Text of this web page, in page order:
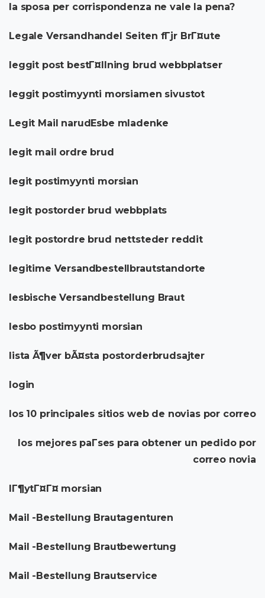
la sposa per corrispondenza ne vale la pena?
Legale Versandhandel Seiten fГјr BrГ¤ute
leggit post bestГ¤llning brud webbplatser
leggit postimyynti morsiamen sivustot
Legit Mail narudЕѕbe mladenke
legit mail ordre brud
legit postimyynti morsian
legit postorder brud webbplats
legit postordre brud nettsteder reddit
legitime Versandbestellbrautstandorte
lesbische Versandbestellung Braut
lesbo postimyynti morsian
lista Ã¶ver bÃ¤sta postorderbrudsajter
login
los 10 principales sitios web de novias por correo
los mejores paГ­ses para obtener un pedido por
correo novia
lГ¶ytГ¤Г¤ morsian
Mail -Bestellung Brautagenturen
Mail -Bestellung Brautbewertung
Mail -Bestellung Brautservice